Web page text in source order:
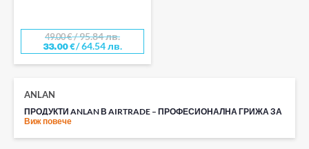
49.00€/ 95.84 лв.
33.00€/ 64.54 лв.
ANLAN
ПРОДУКТИ ANLAN В AIRTRADE – ПРОФЕСИОНАЛНА ГРИЖА ЗА
КОЖАТА У ДОМА
Виж повече